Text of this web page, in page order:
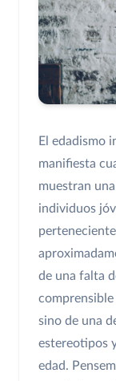
El edadismo
manifiesta
muestran
individuos
de una falta
sino de una
estereotipos
edad.